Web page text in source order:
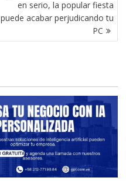
en serio, la popular fiesta
puede acabar perjudicando tu
PC